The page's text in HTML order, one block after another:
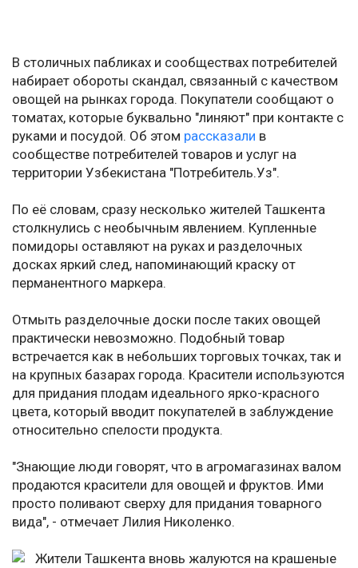
В столичных пабликах и сообществах потребителей
набирает обороты скандал, связанный с качеством
овощей на рынках города. Покупатели сообщают о
томатах, которые буквально "линяют" при контакте с
руками и посудой. Об этом рассказали в
сообществе потребителей товаров и услуг на
территории Узбекистана "Потребитель.Уз".
По её словам, сразу несколько жителей Ташкента
столкнулись с необычным явлением. Купленные
помидоры оставляют на руках и разделочных
досках яркий след, напоминающий краску от
перманентного маркера.
Отмыть разделочные доски после таких овощей
практически невозможно. Подобный товар
встречается как в небольших торговых точках, так и
на крупных базарах города. Красители используются
для придания плодам идеального ярко-красного
цвета, который вводит покупателей в заблуждение
относительно спелости продукта.
"Знающие люди говорят, что в агромагазинах валом
продаются красители для овощей и фруктов. Ими
просто поливают сверху для придания товарного
вида", - отмечает Лилия Николенко.